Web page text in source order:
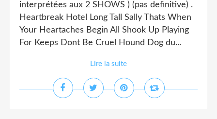
interprétées aux 2 SHOWS ) (pas definitive) .
Heartbreak Hotel Long Tall Sally Thats When
Your Heartaches Begin All Shook Up Playing
For Keeps Dont Be Cruel Hound Dog du...
Lire la suite